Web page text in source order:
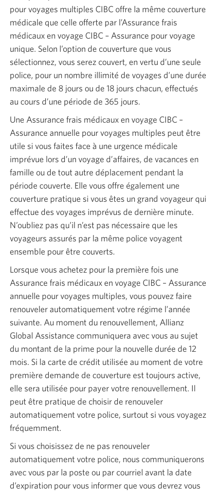
pour voyages multiples CIBC offre la même couverture
médicale que celle offerte par l’Assurance frais
médicaux en voyage CIBC – Assurance pour voyage
unique. Selon l’option de couverture que vous
sélectionnez, vous serez couvert, en vertu d’une seule
police, pour un nombre illimité de voyages d’une durée
maximale de 8 jours ou de 18 jours chacun, effectués
au cours d’une période de 365 jours.
Une Assurance frais médicaux en voyage CIBC –
Assurance annuelle pour voyages multiples peut être
utile si vous faites face à une urgence médicale
imprévue lors d’un voyage d’affaires, de vacances en
famille ou de tout autre déplacement pendant la
période couverte. Elle vous offre également une
couverture pratique si vous êtes un grand voyageur qui
effectue des voyages imprévus de dernière minute.
N’oubliez pas qu’il n’est pas nécessaire que les
voyageurs assurés par la même police voyagent
ensemble pour être couverts.
Lorsque vous achetez pour la première fois une
Assurance frais médicaux en voyage CIBC – Assurance
annuelle pour voyages multiples, vous pouvez faire
renouveler automatiquement votre régime l’année
suivante. Au moment du renouvellement, Allianz
Global Assistance communiquera avec vous au sujet
du montant de la prime pour la nouvelle durée de 12
mois. Si la carte de crédit utilisée au moment de votre
première demande de couverture est toujours active,
elle sera utilisée pour payer votre renouvellement. Il
peut être pratique de choisir de renouveler
automatiquement votre police, surtout si vous voyagez
fréquemment.
Si vous choisissez de ne pas renouveler
automatiquement votre police, nous communiquerons
avec vous par la poste ou par courriel avant la date
d’expiration pour vous informer que vous devrez vous